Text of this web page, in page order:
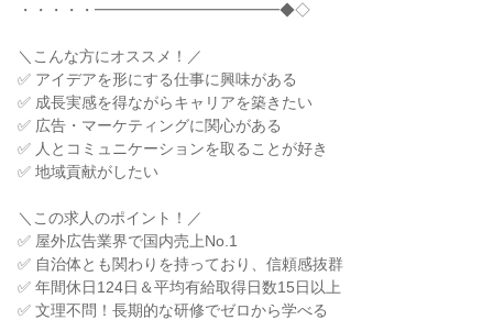
・・・・・━━━━━━━━━━━━◆◇
＼こんな方にオススメ！／
✅ アイデアを形にする仕事に興味がある
✅ 成長実感を得ながらキャリアを築きたい
✅ 広告・マーケティングに関心がある
✅ 人とコミュニケーションを取ることが好き
✅ 地域貢献がしたい
＼この求人のポイント！／
✅ 屋外広告業界で国内売上No.1
✅ 自治体とも関わりを持っており、信頼感抜群
✅ 年間休日124日＆平均有給取得日数15日以上
✅ 文理不問！長期的な研修でゼロから学べる